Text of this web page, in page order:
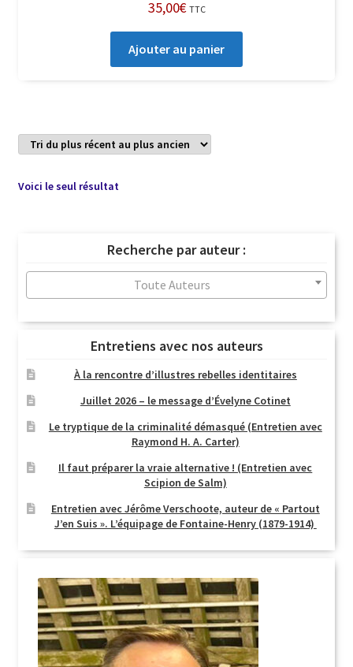
35,00€ TTC
Ajouter au panier
Voici le seul résultat
Recherche par auteur :
Toute Auteurs
Entretiens avec nos auteurs
À la rencontre d’illustres rebelles identitaires
Juillet 2026 – le message d’Évelyne Cotinet
Le tryptique de la criminalité démasqué (Entretien avec
Raymond H. A. Carter)
Il faut préparer la vraie alternative ! (Entretien avec
Scipion de Salm)
Entretien avec Jérôme Verschoote, auteur de « Partout
J’en Suis ». L’équipage de Fontaine-Henry (1879-1914)